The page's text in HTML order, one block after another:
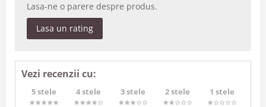
Lasa-ne o parere despre produs.
Lasa un rating
Vezi recenzii cu:
5 stele 4 stele 3 stele 2 stele 1 stele